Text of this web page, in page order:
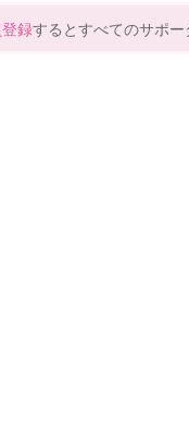
録するとすべてのサポ